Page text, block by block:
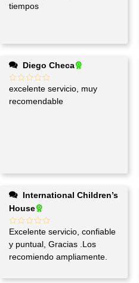
tiempos
Diego Checa
excelente servicio, muy
recomendable
House
Excelente servicio, confiable
y puntual, Gracias .Los
recomiendo ampliamente.